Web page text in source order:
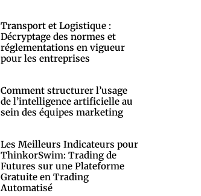
Transport et Logistique :
Décryptage des normes et
réglementations en vigueur
pour les entreprises
Comment structurer l’usage
de l’intelligence artificielle au
sein des équipes marketing
Les Meilleurs Indicateurs pour
ThinkorSwim: Trading de
Futures sur une Plateforme
Gratuite en Trading
Automatisé